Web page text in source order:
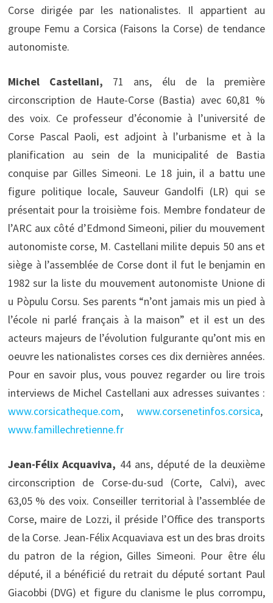
Corse dirigée par les nationalistes. Il appartient au
groupe Femu a Corsica (Faisons la Corse) de tendance
autonomiste.
Michel Castellani, 71 ans, élu de la première
circonscription de Haute-Corse (Bastia) avec 60,81 %
des voix. Ce professeur d’économie à l’université de
Corse Pascal Paoli, est adjoint à l’urbanisme et à la
planification au sein de la municipalité de Bastia
conquise par Gilles Simeoni. Le 18 juin, il a battu une
figure politique locale, Sauveur Gandolfi (LR) qui se
présentait pour la troisième fois. Membre fondateur de
l’ARC aux côté d’Edmond Simeoni, pilier du mouvement
autonomiste corse, M. Castellani milite depuis 50 ans et
siège à l’assemblée de Corse dont il fut le benjamin en
1982 sur la liste du mouvement autonomiste Unione di
u Pòpulu Corsu. Ses parents “n’ont jamais mis un pied à
l’école ni parlé français à la maison” et il est un des
acteurs majeurs de l’évolution fulgurante qu’ont mis en
oeuvre les nationalistes corses ces dix dernières années.
Pour en savoir plus, vous pouvez regarder ou lire trois
interviews de Michel Castellani aux adresses suivantes :
www.corsicatheque.com,www.corsenetinfos.corsica,
www.famillechretienne.fr
Jean-Félix Acquaviva, 44 ans, député de la deuxième
circonscription de Corse-du-sud (Corte, Calvi), avec
63,05 % des voix. Conseiller territorial à l’assemblée de
Corse, maire de Lozzi, il préside l’Office des transports
de la Corse. Jean-Félix Acquaviava est un des bras droits
du patron de la région, Gilles Simeoni. Pour être élu
député, il a bénéficié du retrait du député sortant Paul
Giacobbi (DVG) et figure du clanisme le plus corrompu,